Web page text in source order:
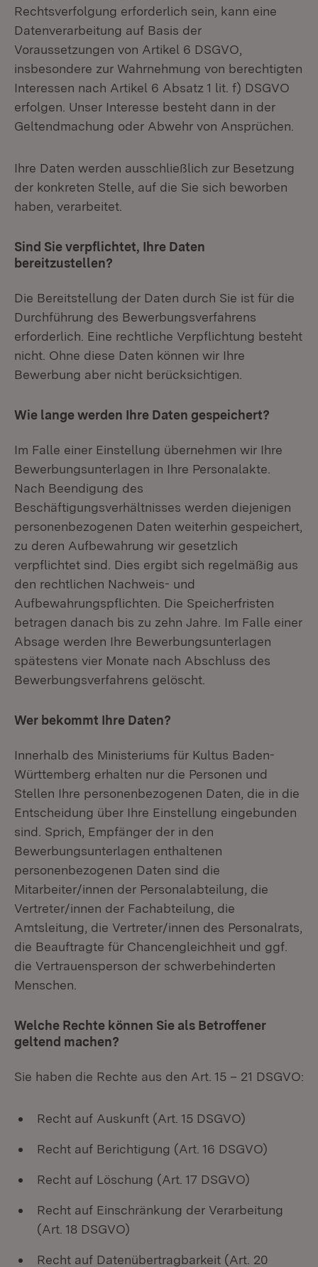
Rechtsverfolgung erforderlich sein, kann eine
Datenverarbeitung auf Basis der
Voraussetzungen von Artikel 6 DSGVO,
insbesondere zur Wahrnehmung von berechtigten
Interessen nach Artikel 6 Absatz 1 lit. f) DSGVO
erfolgen. Unser Interesse besteht dann in der
Geltendmachung oder Abwehr von Ansprüchen.
Ihre Daten werden ausschließlich zur Besetzung
der konkreten Stelle, auf die Sie sich beworben
haben, verarbeitet.
Sind Sie verpflichtet, Ihre Daten
bereitzustellen?
Die Bereitstellung der Daten durch Sie ist für die
Durchführung des Bewerbungsverfahrens
erforderlich. Eine rechtliche Verpflichtung besteht
nicht. Ohne diese Daten können wir Ihre
Bewerbung aber nicht berücksichtigen.
Wie lange werden Ihre Daten gespeichert?
Im Falle einer Einstellung übernehmen wir Ihre
Bewerbungsunterlagen in Ihre Personalakte.
Nach Beendigung des
Beschäftigungsverhältnisses werden diejenigen
personenbezogenen Daten weiterhin gespeichert,
zu deren Aufbewahrung wir gesetzlich
verpflichtet sind. Dies ergibt sich regelmäßig aus
den rechtlichen Nachweis- und
Aufbewahrungspflichten. Die Speicherfristen
betragen danach bis zu zehn Jahre. Im Falle einer
Absage werden Ihre Bewerbungsunterlagen
spätestens vier Monate nach Abschluss des
Bewerbungsverfahrens gelöscht.
Wer bekommt Ihre Daten?
Innerhalb des Ministeriums für Kultus Baden-
Württemberg erhalten nur die Personen und
Stellen Ihre personenbezogenen Daten, die in die
Entscheidung über Ihre Einstellung eingebunden
sind. Sprich, Empfänger der in den
Bewerbungsunterlagen enthaltenen
personenbezogenen Daten sind die
Mitarbeiter/innen der Personalabteilung, die
Vertreter/innen der Fachabteilung, die
Amtsleitung, die Vertreter/innen des Personalrats,
die Beauftragte für Chancengleichheit und ggf.
die Vertrauensperson der schwerbehinderten
Menschen.
Welche Rechte können Sie als Betroffener
geltend machen?
Sie haben die Rechte aus den Art. 15 – 21 DSGVO:
Recht auf Auskunft (Art. 15 DSGVO)
Recht auf Berichtigung (Art. 16 DSGVO)
Recht auf Löschung (Art. 17 DSGVO)
Recht auf Einschränkung der Verarbeitung
(Art. 18 DSGVO)
Recht auf Datenübertragbarkeit (Art. 20